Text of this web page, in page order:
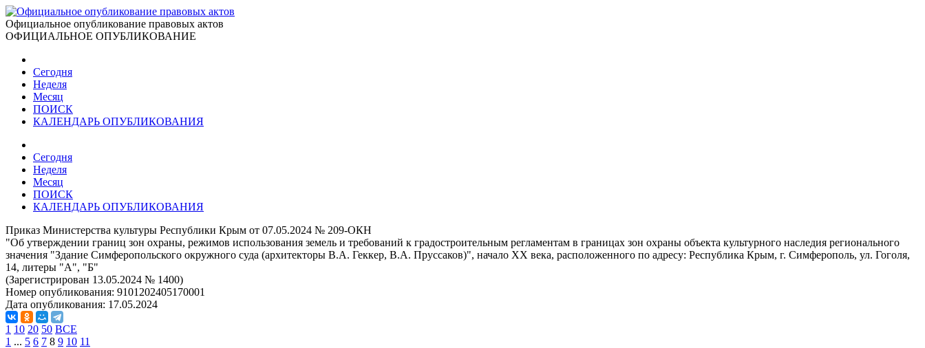
Официальное опубликование правовых актов
ОФИЦИАЛЬНОЕ ОПУБЛИКОВАНИЕ
Сегодня
Неделя
Месяц
ПОИСК
КАЛЕНДАРЬ ОПУБЛИКОВАНИЯ
Сегодня
Неделя
Месяц
ПОИСК
КАЛЕНДАРЬ ОПУБЛИКОВАНИЯ
Приказ Министерства культуры Республики Крым от 07.05.2024 № 209-ОКН
"Об утверждении границ зон охраны, режимов использования земель и требований к градостроительным регламентам в границах зон охраны объекта культурного наследия регионального
значения "Здание Симферопольского окружного суда (архитекторы В.А. Геккер, В.А. Пруссаков)", начало XX века, расположенного по адресу: Республика Крым, г. Симферополь, ул. Гоголя,
14, литеры "А", "Б"
(Зарегистрирован 13.05.2024 № 1400)
Номер опубликования: 9101202405170001
Дата опубликования: 17.05.2024
1 10 20 50 ВСЕ
1 ... 5 6 7 8 9 10 11